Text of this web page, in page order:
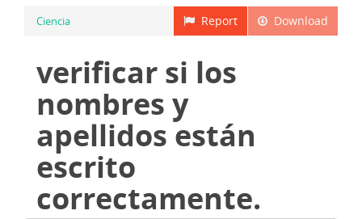
Download
Report
Ciencia
verificar si los
nombres y
apellidos están
escrito
correctamente.